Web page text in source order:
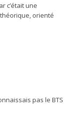
c’était une
orienté
pas le BTS